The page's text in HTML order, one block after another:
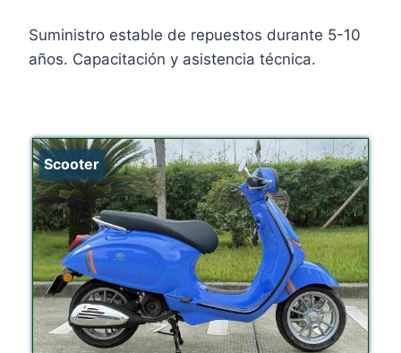
Suministro estable de repuestos durante 5-10
años. Capacitación y asistencia técnica.
Scooter